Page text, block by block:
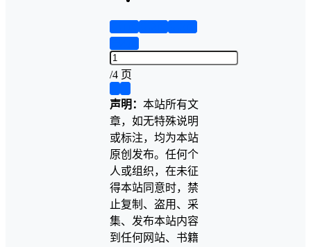
/4 页
声明： 本站所有文
章，如无特殊说明
或标注，均为本站
原创发布。任何个
人或组织，在未征
得本站同意时，禁
止复制、盗用、采
集、发布本站内容
到任何网站、书籍